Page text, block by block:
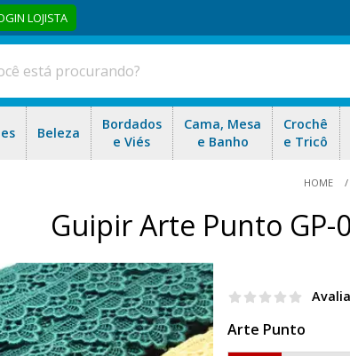
LOJISTA
Beleza
Bordados
e Viés
Cama, Mesa
e Banho
Crochê
e Tricô
HOME
Guipir Arte Punto GP-
Arte Punto